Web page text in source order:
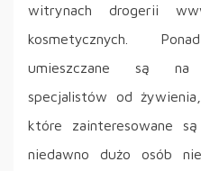
witrynach drogerii
kosmetycznych.
umieszczane są na
specjalistów od
które zainteresowane
niedawno dużo osób